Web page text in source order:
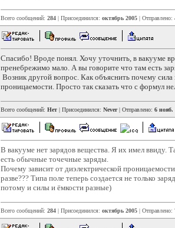
Всего сообщений: 284 | Присоединился: октябрь 2005 | Отправлено:
Спасибо! Вроде понял. Хочу уточнить, в вакууме
пренебрежимо мало. А вы говорите что там есть
Возник другой вопрос. Как объяснить почему сила
проницаемости. Просто так сказать что с формул
Всего сообщений: Нет | Присоединился: Never| Отправлено: 6 нояб.
В вакууме нет зарядов вещества. Я их имел
есть обычные точечные заряды.
Почему зависит от диэлектрической
разве??? Типа поле теперь создается не только
потому и силы и ёмкости разные)
Всего сообщений: 284 | Присоединился: октябрь 2005 | Отправлено: